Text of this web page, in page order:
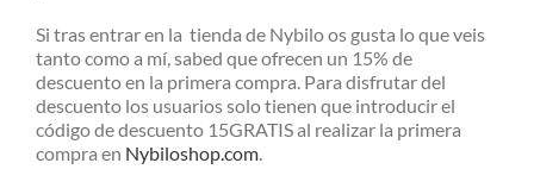
Si tras entrar en la tienda de Nybilo os gusta lo que veis
tanto como a mí, sabed que ofrecen un 15% de
descuento en la primera compra. Para disfrutar del
descuento los usuarios solo tienen que introducir el
código de descuento 15GRATIS al realizar la primera
compra en Nybiloshop.com.